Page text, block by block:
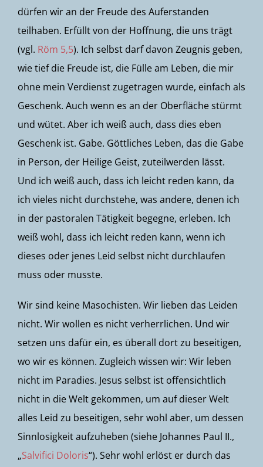
dürfen wir an der Freude des Auferstanden
teilhaben. Erfüllt von der Hoffnung, die uns trägt
(vgl. Röm 5,5). Ich selbst darf davon Zeugnis geben,
wie tief die Freude ist, die Fülle am Leben, die mir
ohne mein Verdienst zugetragen wurde, einfach als
Geschenk. Auch wenn es an der Oberfläche stürmt
und wütet. Aber ich weiß auch, dass dies eben
Geschenk ist. Gabe. Göttliches Leben, das die Gabe
in Person, der Heilige Geist, zuteilwerden lässt.
Und ich weiß auch, dass ich leicht reden kann, da
ich vieles nicht durchstehe, was andere, denen ich
in der pastoralen Tätigkeit begegne, erleben. Ich
weiß wohl, dass ich leicht reden kann, wenn ich
dieses oder jenes Leid selbst nicht durchlaufen
muss oder musste.
Wir sind keine Masochisten. Wir lieben das Leiden
nicht. Wir wollen es nicht verherrlichen. Und wir
setzen uns dafür ein, es überall dort zu beseitigen,
wo wir es können. Zugleich wissen wir: Wir leben
nicht im Paradies. Jesus selbst ist offensichtlich
nicht in die Welt gekommen, um auf dieser Welt
alles Leid zu beseitigen, sehr wohl aber, um dessen
Sinnlosigkeit aufzuheben (siehe Johannes Paul II.,
„Salvifici Doloris“). Sehr wohl erlöst er durch das